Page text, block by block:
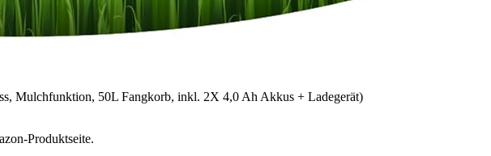
Mulchfunktion, 50L Fangkorb, inkl. 2X 4,0 Ah Akkus + Ladegerät)
Produktseite.